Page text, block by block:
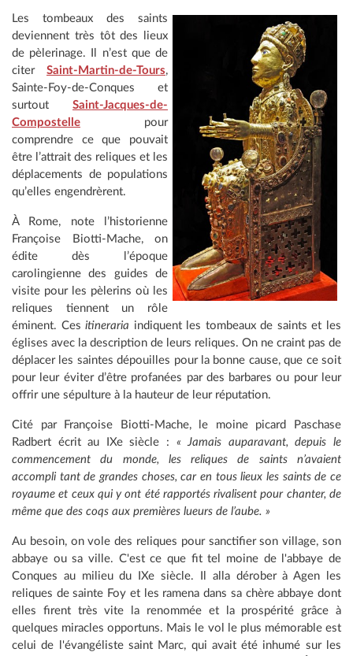
Les tombeaux des saints
deviennent très tôt des lieux
de pèlerinage. Il n’est que de
citer Saint-Martin-de-Tours,
Sainte-Foy-de-Conques et
surtout Saint-Jacques-de-
Compostelle pour
comprendre ce que pouvait
être l’attrait des reliques et les
déplacements de populations
qu’elles engendrèrent.
À Rome, note l’historienne
Françoise Biotti-Mache, on
édite dès l’époque
carolingienne des guides de
visite pour les pèlerins où les
reliques tiennent un rôle
éminent. Cesitineraria indiquent les tombeaux de saints et les
églises avec la description de leurs reliques. On ne craint pas de
déplacer les saintes dépouilles pour la bonne cause, que ce soit
pour leur éviter d’être profanées par des barbares ou pour leur
offrir une sépulture à la hauteur de leur réputation.
Cité par Françoise Biotti-Mache, le moine picard Paschase
Radbert écrit au IXe siècle : « Jamais auparavant, depuis le
commencement du monde, les reliques de saints n’avaient
accompli tant de grandes choses, car en tous lieux les saints de ce
royaume et ceux qui y ont été rapportés rivalisent pour chanter, de
même que des coqs aux premières lueurs de l’aube. »
Au besoin, on vole des reliques pour sanctifier son village, son
abbaye ou sa ville. C'est ce que fit tel moine de l'abbaye de
Conques au milieu du IXe siècle. Il alla dérober à Agen les
reliques de sainte Foy et les ramena dans sa chère abbaye dont
elles firent très vite la renommée et la prospérité grâce à
quelques miracles opportuns. Mais le vol le plus mémorable est
celui de l'évangéliste saint Marc, qui avait été inhumé sur les